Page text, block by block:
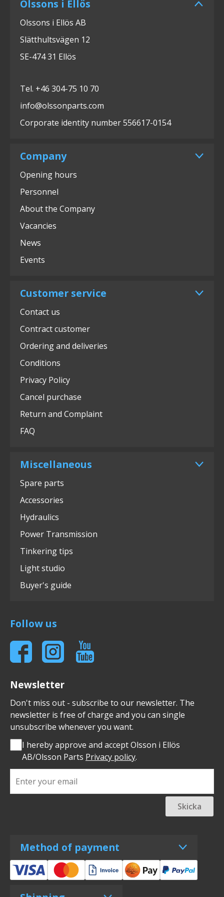
Olssons i Ellös
Olssons i Ellös AB
Slätthultsvägen 12
SE-474 31 Ellös
Tel. +46 304-75 10 70
info@olssonparts.com
Corporate identity number 556617-0154
Company
Opening hours
Personnel
About the Company
Vacancies
News
Events
Customer service
Contact us
Contract customer
Ordering and deliveries
Conditions
Privacy Policy
Cancel purchase
Return and Complaint
FAQ
Miscellaneous
Spare parts
Accessories
Hydraulics
Power Transmission
Tinkering tips
Light studio
Buyer's guide
Follow us
Newsletter
Don't miss out - subscribe to our newsletter. The
newsletter is free of charge and you can single
unsubscribe whenever you want.
I hereby approve and accept Olsson i Ellös
AB/Olsson Parts Privacy policy.
Skicka
Method of payment